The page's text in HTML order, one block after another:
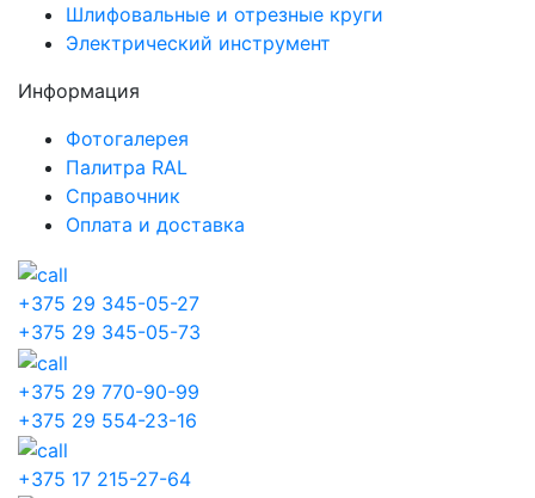
Шлифовальные и отрезные круги
Электрический инструмент
Информация
Фотогалерея
Палитра RAL
Справочник
Оплата и доставка
+375 29 345-05-27
+375 29 345-05-73
+375 29 770-90-99
+375 29 554-23-16
+375 17 215-27-64